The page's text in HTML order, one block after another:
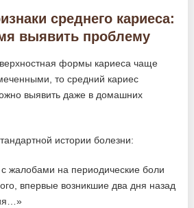
среднего кариеса:
выявить проблему
формы кариеса чаще
то средний кариес
выявить даже в домашних
истории болезни:
жалобами на периодические боли
впервые возникшие два дня назад